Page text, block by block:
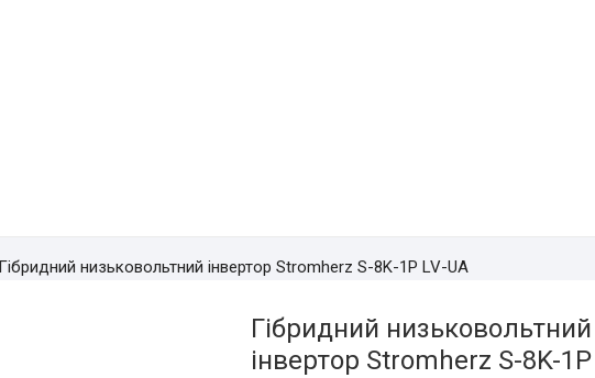
Гібридний низьковольтний інвертор Stromherz S-8K-1P LV-UA
Гібридний низьковольтний
інвертор Stromherz S-8K-